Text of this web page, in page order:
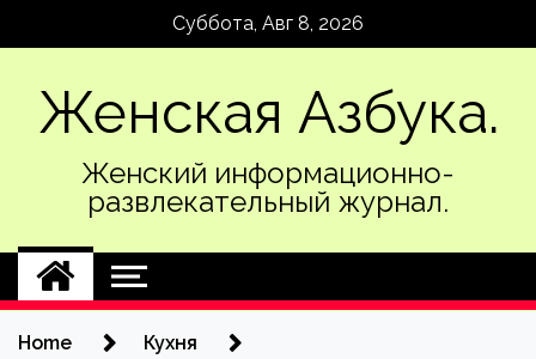
Суббота, Авг 8, 2026
Женская Азбука.
Женский информационно-
развлекательный журнал.
Home
Кухня